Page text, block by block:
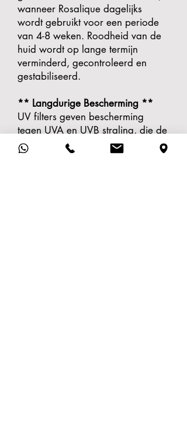
wanneer Rosalique dagelijks
wordt gebruikt voor een periode
van 4-8 weken. Roodheid van de
huid wordt op lange termijn
verminderd, gecontroleerd en
gestabiliseerd.
** Langdurige Bescherming **
UV filters geven bescherming
tegen UVA en UVB straling, die de
rode huid kunnen verergeren. De
SPF 50 beschermt tegen verdere